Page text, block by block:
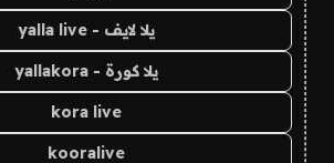
يلا لايف - yalla live
يلا كورة - yallakora
kora live
kooralive